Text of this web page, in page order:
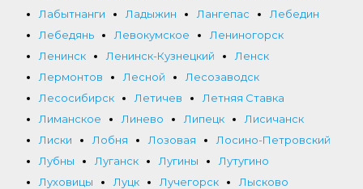
Лабытнанги
Ладыжин Лангепас
Лебедин
Лебедянь
Левокумское
Лениногорск
Ленинск
Ленинск-Кузнецкий
Ленск
Лермонтов
Лесной
Лесозаводск
Лесосибирск
Летичев
Летняя Ставка
Лиманское
Линево Липецк
Лисичанск
Лиски
Лобня Лозовая
Лосино-Петровский
Лубны
Луганск Лугины
Лутугино
Луховицы
Луцк Лучегорск
Лысково